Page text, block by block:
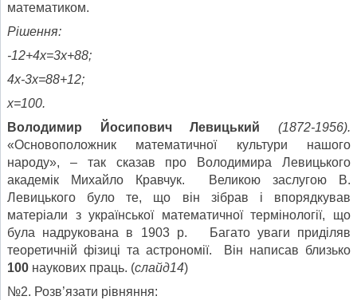
математиком.
Рішення:
-12+4х=3х+88;
4х-3х=88+12;
х=100.
Володимир Йосипович Левицький (1872-1956).
«Основоположник математичної культури нашого
народу», – так сказав про Володимира Левицького
академік Михайло Кравчук. Великою заслугою В.
Левицького було те, що він зібрав і впорядкував
матеріали з української математичної термінології, що
була надрукована в 1903 р. Багато уваги приділяв
теоретичній фізиці та астрономії. Він написав близько
100 наукових праць. (слайд14)
№2. Розв’язати рівняння: